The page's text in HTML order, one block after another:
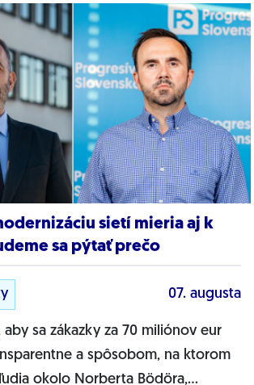
sietí mieria aj k
sa pýtať prečo
07. augusta
aby sa zákazky za 70 miliónov eur
a spôsobom, na ktorom
okolo Norberta Bödöra,